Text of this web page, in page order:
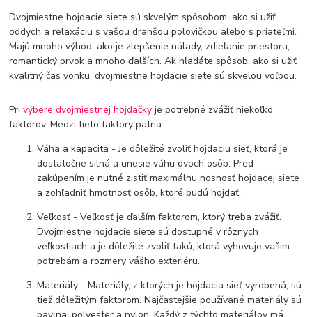
Dvojmiestne hojdacie siete sú skvelým spôsobom, ako si užiť
oddych a relaxáciu s vašou drahšou polovičkou alebo s priateľmi.
Majú mnoho výhod, ako je zlepšenie nálady, zdieľanie priestoru,
romantický prvok a mnoho ďalších. Ak hľadáte spôsob, ako si užiť
kvalitný čas vonku, dvojmiestne hojdacie siete sú skvelou voľbou.
Privýbere dvojmiestnej hojdačkyje potrebné zvážiť niekoľko
faktorov. Medzi tieto faktory patria:
Váha a kapacita - Je dôležité zvoliť hojdaciu sieť, ktorá je
dostatočne silná a unesie váhu dvoch osôb. Pred
zakúpením je nutné zistiť maximálnu nosnosť hojdacej siete
a zohľadniť hmotnosť osôb, ktoré budú hojdať.
Veľkosť - Veľkosť je ďalším faktorom, ktorý treba zvážiť.
Dvojmiestne hojdacie siete sú dostupné v rôznych
veľkostiach a je dôležité zvoliť takú, ktorá vyhovuje vašim
potrebám a rozmery vášho exteriéru.
Materiály - Materiály, z ktorých je hojdacia sieť vyrobená, sú
tiež dôležitým faktorom. Najčastejšie používané materiály sú
bavlna, polyester a nylon. Každý z týchto materiálov má